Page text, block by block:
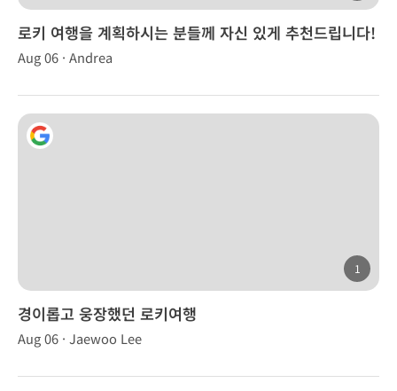
로키 여행을 계획하시는 분들께 자신 있게 추천드립니다!
Aug 06 · Andrea
1
경이롭고 웅장했던 로키여행
Aug 06 · Jaewoo Lee